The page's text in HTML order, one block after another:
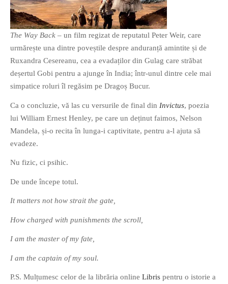
The Way Back – un film regizat de reputatul Peter Weir, care
urmărește una dintre poveștile despre anduranță amintite și de
Ruxandra Cesereanu, cea a evadaților din Gulag care străbat
deșertul Gobi pentru a ajunge în India; într-unul dintre cele mai
simpatice roluri îl regăsim pe Dragoș Bucur.
Ca o concluzie, vă las cu versurile de final din Invictus, poezia
lui William Ernest Henley, pe care un deținut faimos, Nelson
Mandela, și-o recita în lunga-i captivitate, pentru a-l ajuta să
evadeze.
Nu fizic, ci psihic.
De unde începe totul.
It matters not how strait the gate,
How charged with punishments the scroll,
I am the master of my fate,
I am the captain of my soul.
P.S. Mulțumesc celor de la librăria online Libris pentru o istorie a